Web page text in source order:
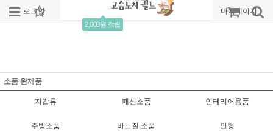
로그인 회원가입
2,000원 적립
주문조회 마이페이지
소품 완제품
지갑류 패션소품 인테리어용품
주방소품 바느질 소품 인형